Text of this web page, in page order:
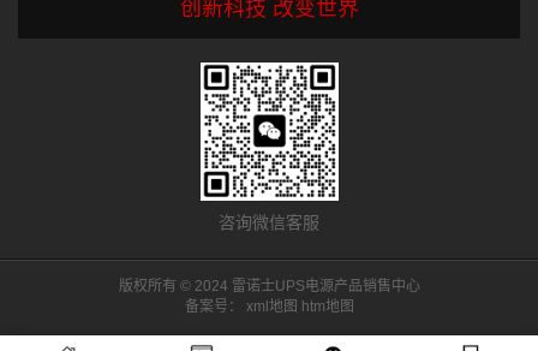
创新科技 改变世界
咨询微信客服
版权所有 © 2024 雷诺士UPS电源产品销售中心
备案号：
xml地图 htm地图